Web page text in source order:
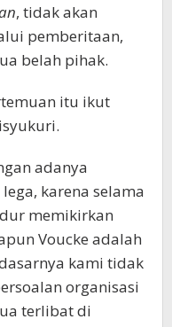
, tidak akan
pemberitaan,
belah pihak.
itu ikut
adanya
karena selama
memikirkan
Voucke adalah
kami tidak
organisasi
terlibat di